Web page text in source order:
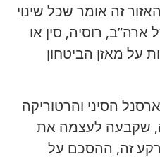
זה אומר שכל שינוי
ארה”ב, רוסיה, סין או
על מאזן הביטחון
הסיני והרטוריקה
שקבעה לעצמה את
זה, ההסכם על